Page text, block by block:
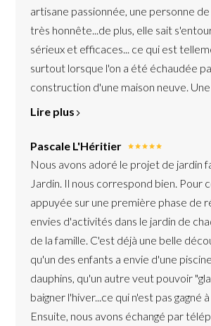
artisane passionnée, une personne
très honnête...de plus, elle sait
sérieux et efficaces... ce qui est
surtout lorsque l'on a été échaudée
construction d'une maison neuve.
Lire plus
Pascale L'Héritier
Nous avons adoré le projet de jardin
Jardin. Il nous correspond bien. Pour
appuyée sur une première phase de
envies d'activités dans le jardin de
de la famille. C'est déjà une belle
qu'un des enfants a envie d'une
dauphins, qu'un autre veut pouvoir
baigner l'hiver...ce qui n'est pas gagné
Ensuite, nous avons échangé par